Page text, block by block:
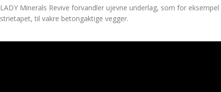
LADY Minerals Revive forvandler ujevne underlag, som for eksempel
strietapet, til vakre betongaktige vegger.